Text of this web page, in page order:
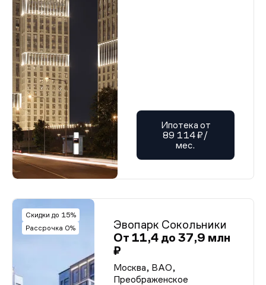
Ипотека от
89 114 ₽/
мес.
Скидки до 15%
Рассрочка 0%
Эвопарк Сокольники
От 11,4 до 37,9 млн
₽
Москва, ВАО,
Преображенское